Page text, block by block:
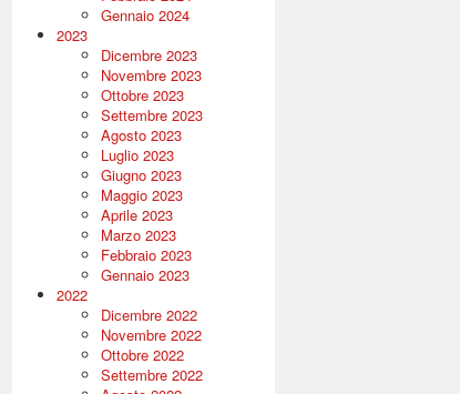
Gennaio 2024
2023
Dicembre 2023
Novembre 2023
Ottobre 2023
Settembre 2023
Agosto 2023
Luglio 2023
Giugno 2023
Maggio 2023
Aprile 2023
Marzo 2023
Febbraio 2023
Gennaio 2023
2022
Dicembre 2022
Novembre 2022
Ottobre 2022
Settembre 2022